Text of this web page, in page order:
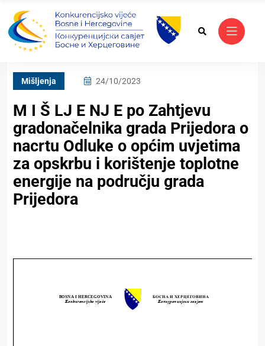
Mišljenja 24/10/2023
M I Š LJ E NJ E po Zahtjevu
gradonačelnika grada Prijedora o
nacrtu Odluke o općim uvjetima
za opskrbu i korištenje toplotne
energije na području grada
Prijedora